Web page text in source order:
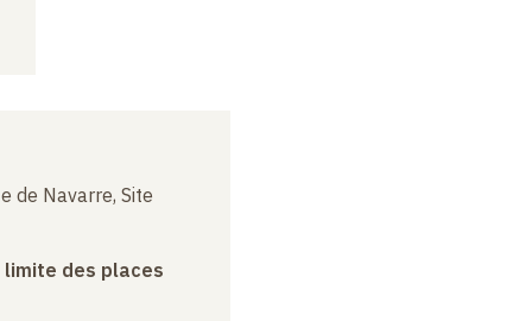
de Navarre, Site
limite des places